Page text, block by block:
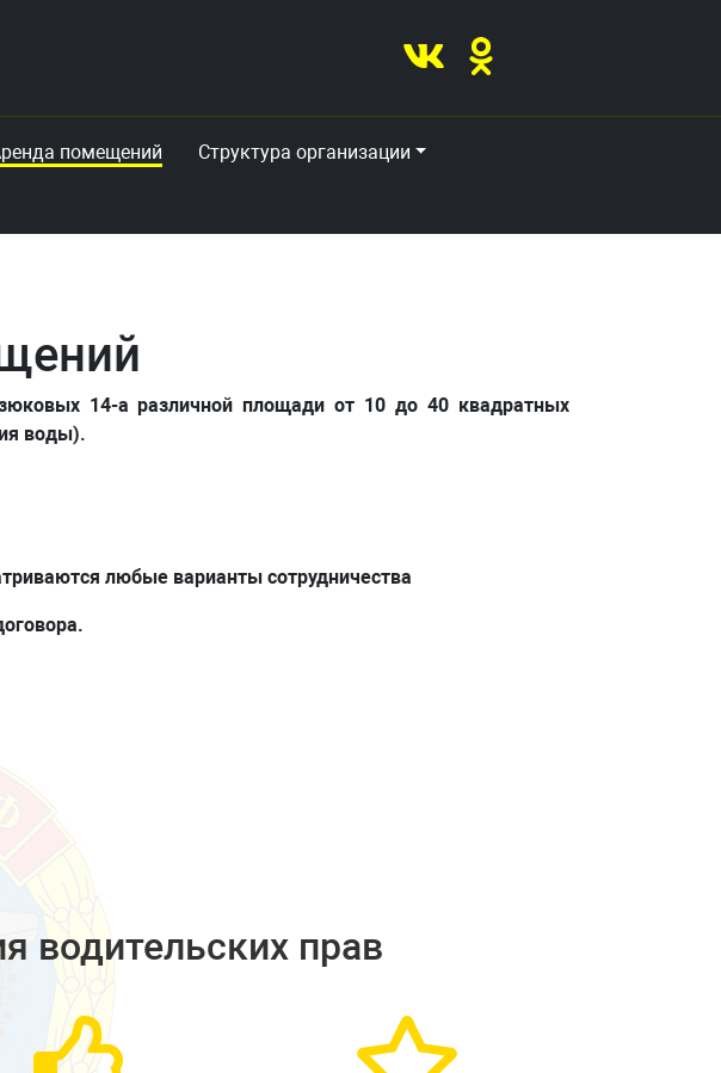
помещений
Структура организации
14-а различной площади от 10 до 40 квадратных
воды).
любые варианты сотрудничества
водительских прав